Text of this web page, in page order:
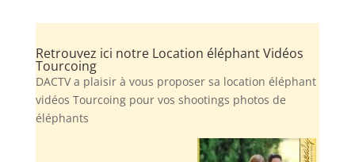
Retrouvez ici notre Location éléphant Vidéos
Tourcoing
DACTV a plaisir à vous proposer sa location éléphant
vidéos Tourcoing pour vos shootings photos de
éléphants